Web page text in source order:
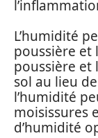
L’humidité
poussière et
poussière et
sol au lieu
l’humidité
moisissures
d’humidité